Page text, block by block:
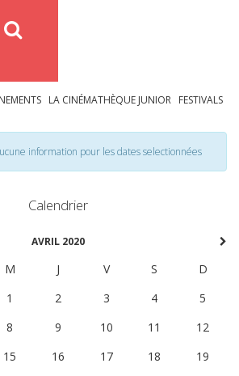
LA CINÉMATHÈQUE JUNIOR FESTIVALS
information pour les dates selectionnées
Calendrier
AVRIL 2020
M J V S
D
1 2 3 4
5
8 9 10 11
12
15 16 17 18
19